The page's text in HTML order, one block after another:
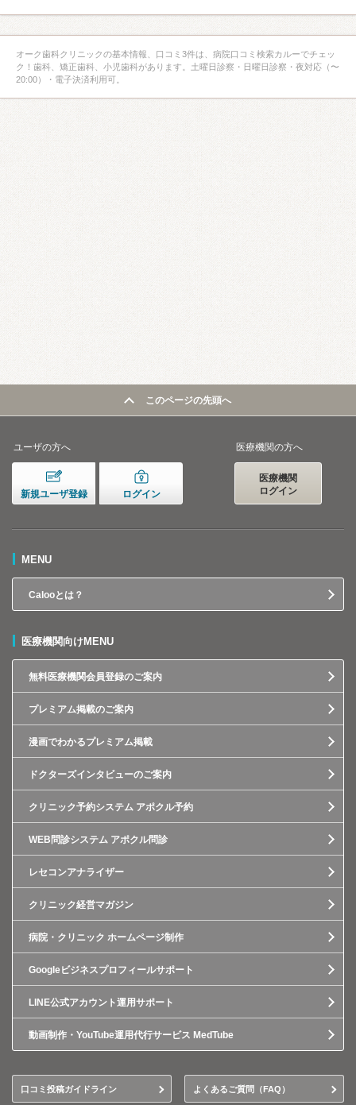
オーク歯科クリニックの基本情報、口コミ3件は、病院口コミ検索カルーでチェッ
ク！歯科、矯正歯科、小児歯科があります。土曜日診察・日曜日診察・夜対応（〜
20:00）・電子決済利用可。
このページの先頭へ
ユーザの方へ
新規ユーザ登録 ログイン
医療機関の方へ
医療機関
ログイン
MENU
Calooとは？
医療機関向けMENU
無料医療機関会員登録のご案内
プレミアム掲載のご案内
漫画でわかるプレミアム掲載
ドクターズインタビューのご案内
クリニック予約システム アポクル予約
WEB問診システム アポクル問診
レセコンアナライザー
クリニック経営マガジン
病院・クリニック ホームページ制作
Googleビジネスプロフィールサポート
LINE公式アカウント運用サポート
動画制作・YouTube運用代行サービス MedTube
口コミ投稿ガイドライン よくあるご質問（FAQ）